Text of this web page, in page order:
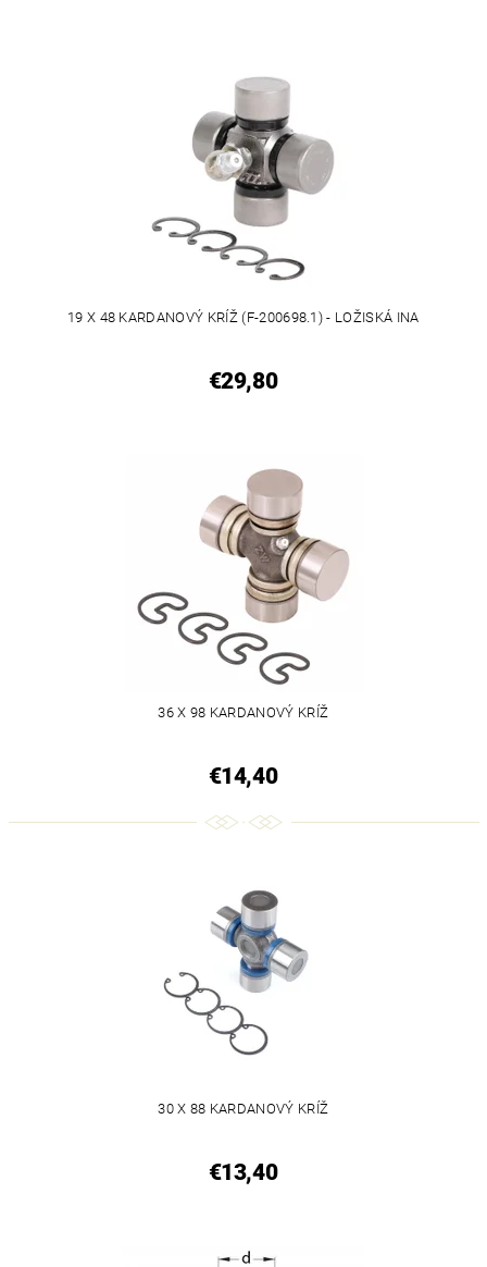
19 X 48 KARDANOVÝ KRÍŽ (F-200698.1) - LOŽISKÁ INA
€29,80
36 X 98 KARDANOVÝ KRÍŽ
€14,40
30 X 88 KARDANOVÝ KRÍŽ
€13,40